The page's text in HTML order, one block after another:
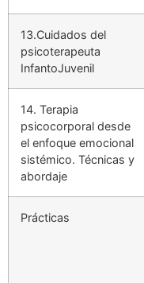
13.Cuidados del
psicoterapeuta
InfantoJuvenil
14. Terapia
psicocorporal desde
el enfoque emocional
sistémico. Técnicas y
abordaje
Prácticas